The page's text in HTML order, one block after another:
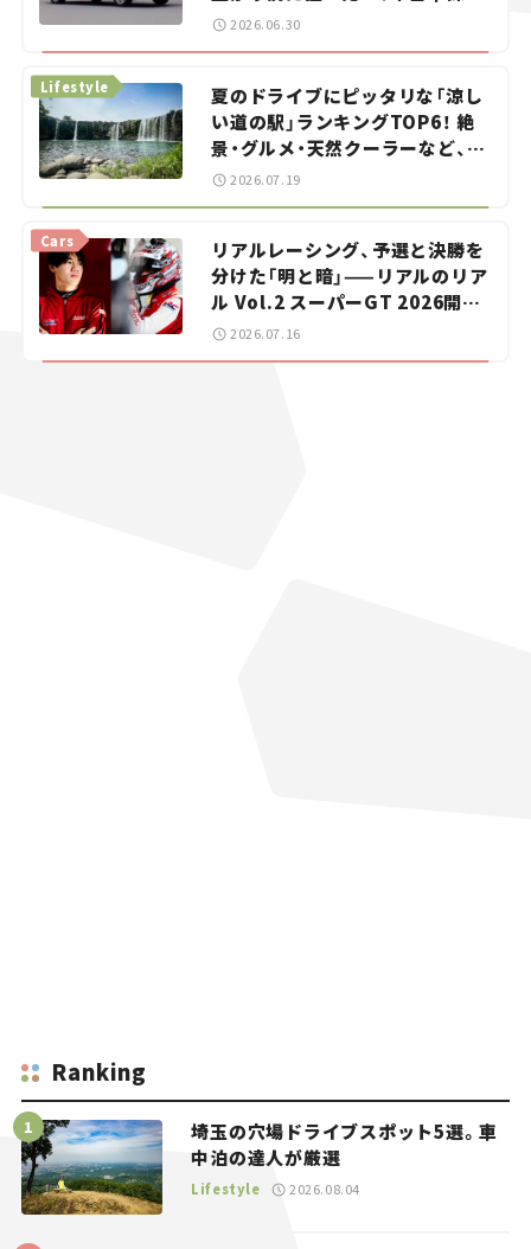
をお手伝い――ちょっとイケてるマ
2026.06.30
夏のドライブにピッタリな「涼し
い道の駅」ランキングTOP6！ 絶
景・グルメ・天然クーラーなど、避
暑におすすめのスポットを紹介
Lifestyle
2026.07.19
リアルレーシング、予選と決勝を
分けた「明と暗」——リアルのリア
ル Vol.2 スーパーGT 2026開幕
戦 岡山国際サーキット
Cars
2026.07.16
Ranking
埼玉の穴場ドライブスポット5選。車
中泊の達人が厳選
Lifestyle 2026.08.04